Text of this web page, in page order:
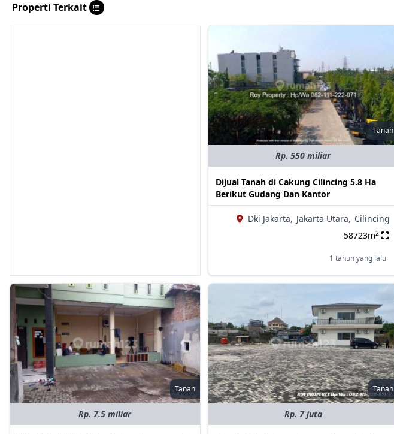
Properti Terkait
Tanah
Rp. 550 miliar
Dijual Tanah di Cakung Cilincing 5.8 Ha
Berikut Gudang Dan Kantor
Dki Jakarta, Jakarta Utara, Cilincing
58723m2
1 tahun yang lalu
Tanah
Rp. 7.5 miliar
Tanah
Rp. 7 juta